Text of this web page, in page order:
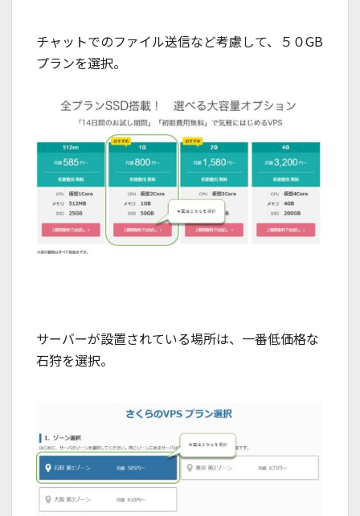
チャットでのファイル送信など考慮して、５０GB
プランを選択。
サーバーが設置されている場所は、一番低価格な
石狩を選択。